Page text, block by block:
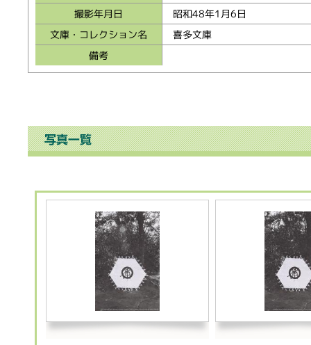
撮影年月日
昭和48年1月6日
文庫・コレクション名
喜多文庫
備考